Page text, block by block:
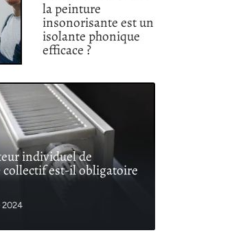
la peinture
insonorisante est un
isolante phonique
efficace ?
individuel de
collectif est-il obligatoire
2024